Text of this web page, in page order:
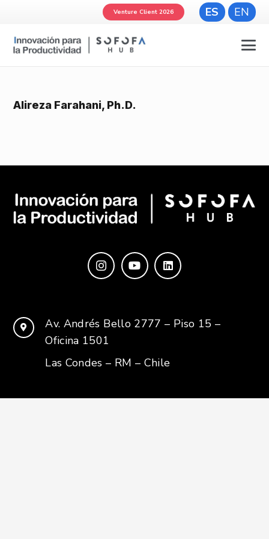
Venture Client 2026 ES EN
Alireza Farahani, Ph.D.
Av. Andrés Bello 2777 – Piso 15 –
Oficina 1501
Las Condes – RM – Chile